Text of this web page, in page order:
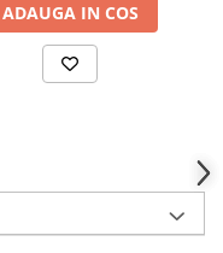
ADAUGA IN COS